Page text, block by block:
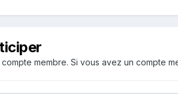
membre. Si vous avez un compte